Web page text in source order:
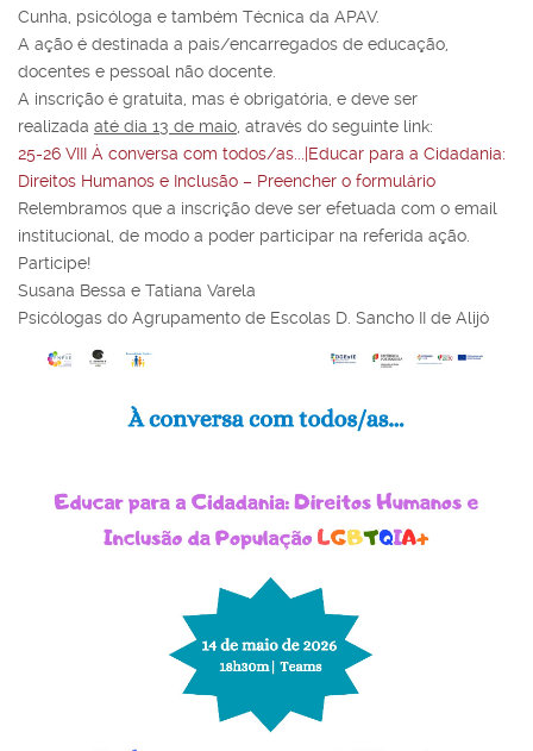
Cunha, psicóloga e também Técnica da APAV.
A ação é destinada a pais/encarregados de educação,
docentes e pessoal não docente.
A inscrição é gratuita, mas é obrigatória, e deve ser
realizada até dia 13 de maio , através do seguinte link:
25-26 VIII À conversa com todos/as...|Educar para a Cidadania:
Direitos Humanos e Inclusão – Preencher o formulário
Relembramos que a inscrição deve ser efetuada com o email
institucional, de modo a poder participar na referida ação.
Participe!
Susana Bessa e Tatiana Varela
Psicólogas do Agrupamento de Escolas D. Sancho II de Alijó